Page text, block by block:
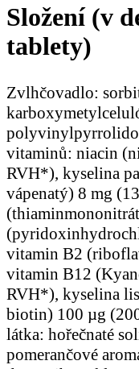
Složení (v
tablety)
Zvlhčovadlo:
vitaminů: niacin
RVH*), kyselina
vápenatý) 8 mg
vitamin B2
vitamin B12
RVH*), kyselina
biotin) 100 µg
látka: hořečnaté
pomerančové